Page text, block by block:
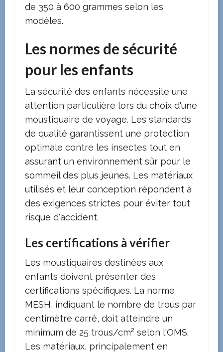
de 350 à 600 grammes selon les
modèles.
Les normes de sécurité
pour les enfants
La sécurité des enfants nécessite une
attention particulière lors du choix d'une
moustiquaire de voyage. Les standards
de qualité garantissent une protection
optimale contre les insectes tout en
assurant un environnement sûr pour le
sommeil des plus jeunes. Les matériaux
utilisés et leur conception répondent à
des exigences strictes pour éviter tout
risque d'accident.
Les certifications à vérifier
Les moustiquaires destinées aux
enfants doivent présenter des
certifications spécifiques. La norme
MESH, indiquant le nombre de trous par
centimètre carré, doit atteindre un
minimum de 25 trous/cm² selon l'OMS.
Les matériaux, principalement en